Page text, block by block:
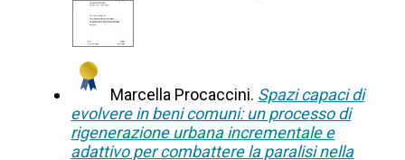
Marcella Procaccini. Spazi capaci di
evolvere in beni comuni: un processo di
rigenerazione urbana incrementale e
adattivo per combattere la paralisi nella